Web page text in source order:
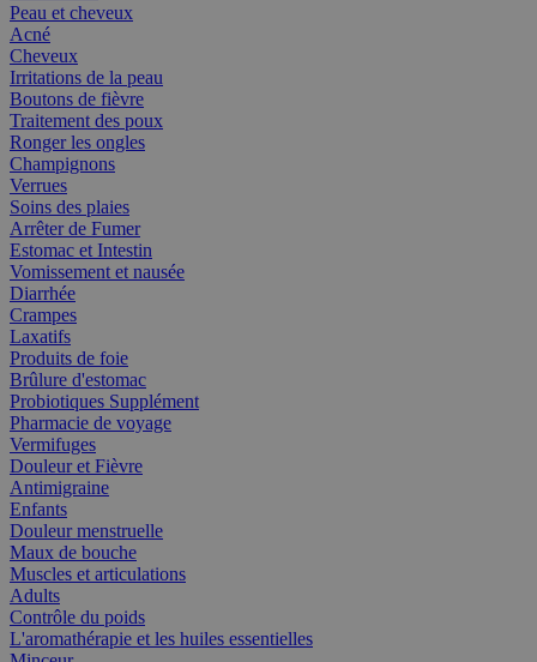
Peau et cheveux
Acné
Cheveux
Irritations de la peau
Boutons de fièvre
Traitement des poux
Ronger les ongles
Champignons
Verrues
Soins des plaies
Arrêter de Fumer
Estomac et Intestin
Vomissement et nausée
Diarrhée
Crampes
Laxatifs
Produits de foie
Brûlure d'estomac
Probiotiques Supplément
Pharmacie de voyage
Vermifuges
Douleur et Fièvre
Antimigraine
Enfants
Douleur menstruelle
Maux de bouche
Muscles et articulations
Adults
Contrôle du poids
L'aromathérapie et les huiles essentielles